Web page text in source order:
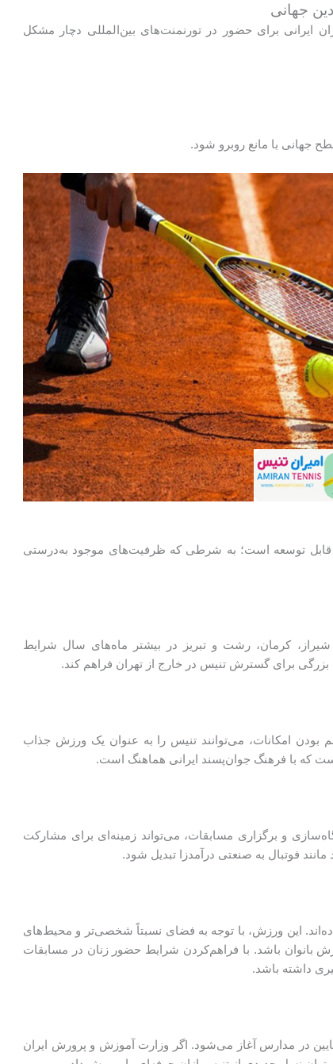
ایرانی برای حضور در تورنمنت‌های بین‌المللی دچار مشکل
جهانی با مانع روبرو شود.
و قابل توسعه است؛ به شرطی که ظرفیت‌های موجود به‌درستی
شیراز، کرمان، رشت و تبریز در بیشتر ماه‌های سال شرایط
برای گسترش تنیس در خارج از تهران فراهم کند.
امکانات، می‌توانند تنیس را به عنوان یک ورزش جذاب
که با فرهنگ جوان‌پسند ایرانی هماهنگ است.
و برگزاری مسابقات، می‌تواند زمینه‌ای برای مشارکت
فوتبال به صنعتی درآمدزا تبدیل شود.
این ورزش، با توجه به فضای نسبتاً شخصی‌تر و محیط‌های
بانوان باشد. با فراهم‌کردن شرایط حضور زنان در مسابقات
داشته باشد.
در مدارس آغاز می‌شود. اگر وزارت آموزش و پرورش ایران